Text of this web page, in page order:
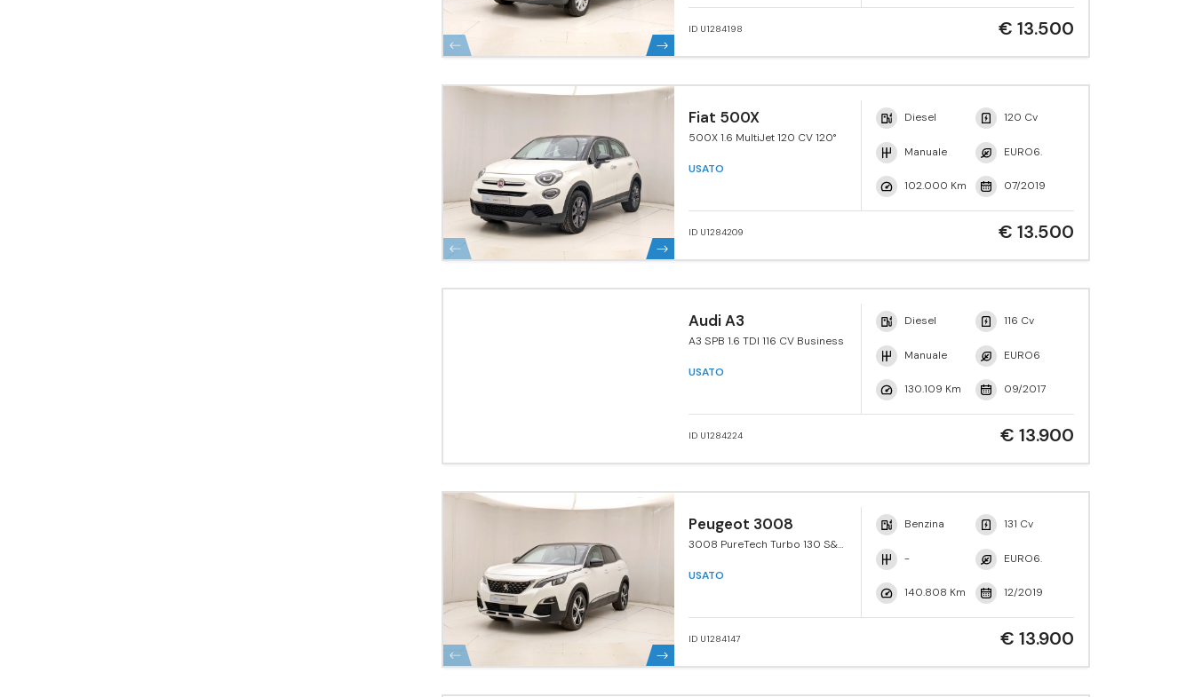
ID U1284198 € 13.500
Fiat 500X
500X 1.6 MultiJet 120 CV 120°
USATO
Diesel 120 Cv
Manuale EURO6.
102.000 Km 07/2019
ID U1284209 € 13.500
Audi A3
A3 SPB 1.6 TDI 116 CV Business
USATO
Diesel 116 Cv
Manuale EURO6
130.109 Km 09/2017
ID U1284224 € 13.900
Peugeot 3008
3008 PureTech Turbo 130 S&S
USATO
Benzina 131 Cv
- EURO6.
140.808 Km 12/2019
ID U1284147 € 13.900